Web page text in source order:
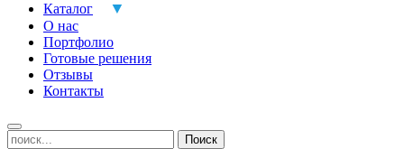
Каталог
О нас
Портфолио
Готовые решения
Отзывы
Контакты
Поиск